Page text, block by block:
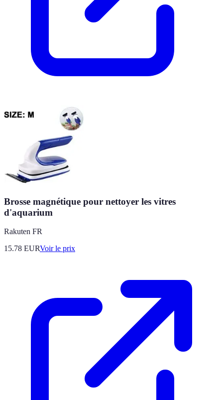
Brosse magnétique pour nettoyer les vitres
d'aquarium
Rakuten FR
15.78 EURVoir le prix